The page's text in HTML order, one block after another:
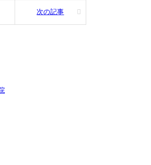
次の記事